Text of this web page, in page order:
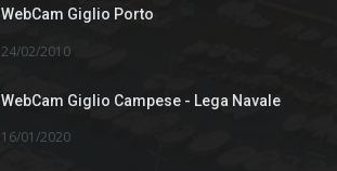
WebCam Giglio Porto
24/02/2010
WebCam Giglio Campese - Lega Navale
16/01/2020